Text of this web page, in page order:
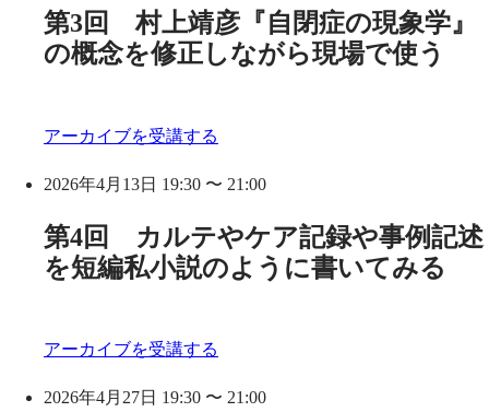
第3回 村上靖彦『自閉症の現象学』
の概念を修正しながら現場で使う
アーカイブを受講する
2026年4月13日 19:30 〜 21:00
第4回 カルテやケア記録や事例記述
を短編私小説のように書いてみる
アーカイブを受講する
2026年4月27日 19:30 〜 21:00